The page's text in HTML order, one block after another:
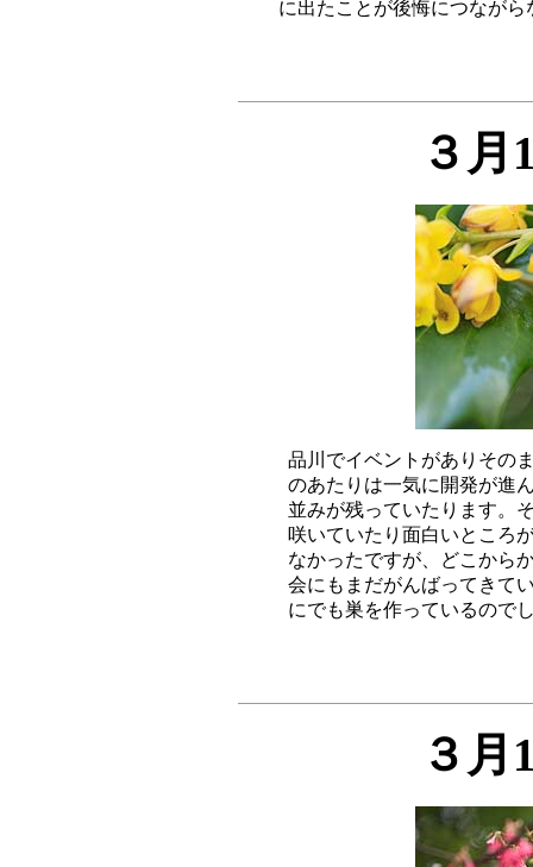
３月
品川でイベントがありその
のあたりは一気に開発が進
並みが残っていたります。
咲いていたり面白いところ
なかったですが、どこから
会にもまだがんばってきて
３月